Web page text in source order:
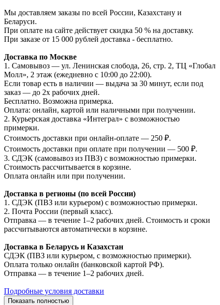
Мы доставляем заказы по всей России, Казахстану и
Беларуси.
При оплате на сайте действует скидка 50 % на доставку.
При заказе от 15 000 рублей доставка - бесплатно.
Доставка по Москве
1. Самовывоз — ул. Ленинская слобода, 26, стр. 2, ТЦ «Глобал
Молл», 2 этаж (ежедневно с 10:00 до 22:00).
Если товар есть в наличии — выдача за 30 минут, если под
заказ — до 2х рабочих дней.
Бесплатно. Возможна примерка.
Оплата: онлайн, картой или наличными при получении.
2. Курьерская доставка «Интеграл» с возможностью
примерки.
Стоимость доставки при онлайн-оплате — 250 ₽.
Стоимость доставки при оплате при получении — 500 ₽.
3. СДЭК (самовывоз из ПВЗ) с возможностью примерки.
Стоимость рассчитывается в корзине.
Оплата онлайн или при получении.
Доставка в регионы (по всей России)
1. СДЭК (ПВЗ или курьером) с возможностью примерки.
2. Почта России (первый класс).
Отправка — в течение 1–2 рабочих дней. Стоимость и сроки
рассчитываются автоматически в корзине.
Доставка в Беларусь и Казахстан
СДЭК (ПВЗ или курьером, с возможностью примерки).
Оплата только онлайн (банковской картой РФ).
Отправка — в течение 1–2 рабочих дней.
Подробные условия доставки
Показать полностью